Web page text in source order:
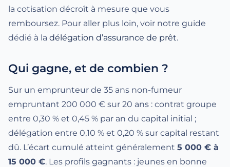
la cotisation décroît à mesure que vous
remboursez. Pour aller plus loin, voir notre guide
dédié à la délégation d’assurance de prêt.
Qui gagne, et de combien ?
Sur un emprunteur de 35 ans non-fumeur
empruntant 200 000 € sur 20 ans : contrat groupe
entre 0,30 % et 0,45 % par an du capital initial ;
délégation entre 0,10 % et 0,20 % sur capital restant
dû. L’écart cumulé atteint généralement 5 000 € à
15 000 €. Les profils gagnants : jeunes en bonne